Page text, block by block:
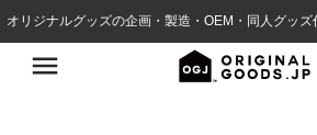
オリジナルグッズの企画・製造・OEM・同人グッ